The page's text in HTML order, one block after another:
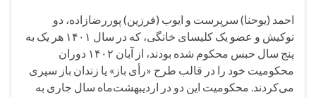
احمد (یوحنا) سرپرست و ایوب (فرزین) پوررضازاده، دو
نوکیش و عضو یک کلیسای خانگی، که در سال ۱۴۰۱ هر یک به
پنج سال حبس محکوم شده بودند، از آبان ۱۴۰۲ دوران
محکومیت خود را در قالب طرح «رأی باز» یا زندان باز سپری
می‌کردند. محکومیت این دو در اردیبهشت‌ماه سال جاری به